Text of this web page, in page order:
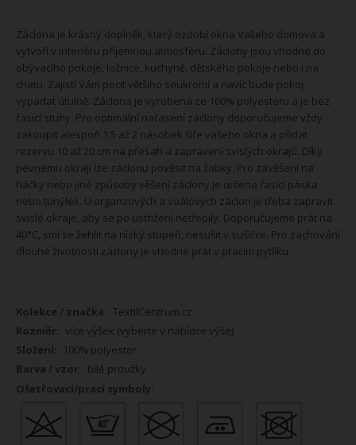
Záclona je krásný doplněk, který ozdobí okna Vašeho domova a
vytvoří v interiéru příjemnou atmosféru. Záclony jsou vhodné do
obývacího pokoje, ložnice, kuchyně, dětského pokoje nebo i na
chatu. Zajistí Vám pocit většího soukromí a navíc bude pokoj
vypadat útulně. Záclona je vyrobena ze 100% polyesteru a je bez
řasící stuhy. Pro optimální nařasení záclony doporučujeme vždy
zakoupit alespoň 1,5 až 2 násobek šíře vašeho okna a přidat
rezervu 10 až 20 cm na přesah a zapravení svislých okrajů. Díky
pevnému okraji lze záclonu pověsit na žabky. Pro zavěšení na
háčky nebo jiné způsoby věšení záclony je určena řasící páska
nebo tunýlek. U organzových a voálových záclon je třeba zapravit
svislé okraje, aby se po ustřižení netřepily. Doporučujeme prát na
40°C, smí se žehlit na nízký stupeň, nesušit v sušičce. Pro zachování
dlouhé životnosti záclony je vhodné prát v pracím pytlíku.
Více
informací
TextilCentrum.cz
více výšek (vyberte v nabídce výše)
100% polyester
bílé proužky